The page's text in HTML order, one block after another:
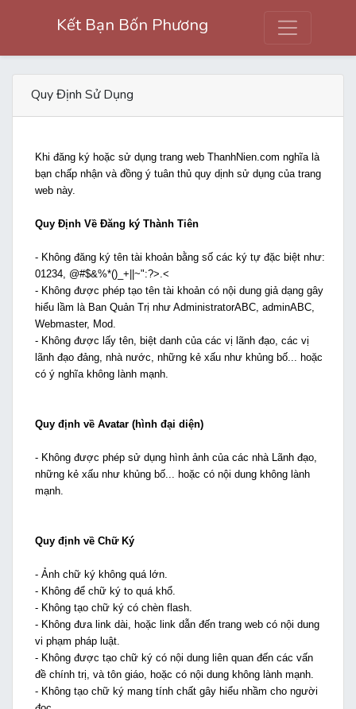
Kết Bạn Bốn Phương
Quy Định Sử Dụng
Khi đăng ký hoặc sử dụng trang web ThanhNien.com nghĩa là
bạn chấp nhận và đồng ý tuân thủ quy dịnh sử dụng của trang
web này.
Quy Định Về Đăng ký Thành Tiên
- Không đăng ký tên tài khoản bằng số các ký tự đặc biệt như:
01234, @#$&%*()_+||~":?>.<
- Không được phép tạo tên tài khoản có nội dung giả dạng gây
hiểu lầm là Ban Quản Trị như AdministratorABC, adminABC,
Webmaster, Mod.
- Không được lấy tên, biệt danh của các vị lãnh đạo, các vị
lãnh đạo đảng, nhà nước, những kẻ xấu như khủng bố... hoặc
có ý nghĩa không lành mạnh.
Quy định về Avatar (hình đại diện)
- Không được phép sử dụng hình ảnh của các nhà Lãnh đạo,
những kẻ xấu như khủng bố... hoặc có nội dung không lành
mạnh.
Quy định về Chữ Ký
- Ảnh chữ ký không quá lớn.
- Không để chữ ký to quá khổ.
- Không tạo chữ ký có chèn flash.
- Không đưa link dài, hoặc link dẫn đến trang web có nội dung
vi phạm pháp luật.
- Không được tạo chữ ký có nội dung liên quan đến các vấn
đề chính trị, và tôn giáo, hoặc có nội dung không lành mạnh.
- Không tạo chữ ký mang tính chất gây hiểu nhầm cho người